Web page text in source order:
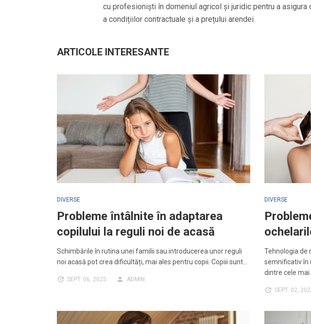
cu profesioniști în domeniul agricol și juridic pentru a
a condițiilor contractuale și a prețului arendei.
ARTICOLE INTERESANTE
DIVERSE
Probleme întâlnite în adaptarea
copilului la reguli noi de acasă
Schimbările în rutina unei familii sau introducerea unor reguli
noi acasă pot crea dificultăți, mai ales pentru copii. Copiii sunt…
SEPT. 06, 2025 ADMIN
DIVERSE
Tehnologia de
semnificativ în
dintre cele mai…
SEPT. 02,